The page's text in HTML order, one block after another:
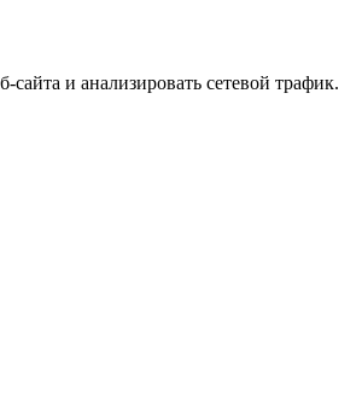
и анализировать сетевой трафик.